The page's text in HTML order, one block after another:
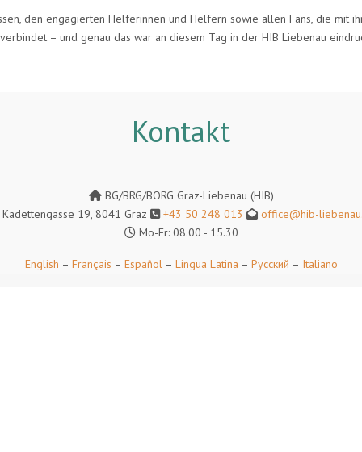
den engagierten Helferinnen und Helfern sowie allen Fans, die mit
– und genau das war an diesem Tag in der HIB Liebenau
Kontakt
BG/BRG/BORG Graz-Liebenau (HIB)
19, 8041 Graz
+43 50 248 013
office@hib-
Mo-Fr: 08.00 - 15.30
English – Français – Español– Lingua Latina – Русский – Italiano